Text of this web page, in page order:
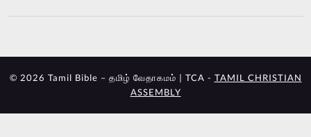
© 2026 Tamil Bible – தமிழ் வேதாகமம் | TCA - TAMIL CHRISTIAN
ASSEMBLY